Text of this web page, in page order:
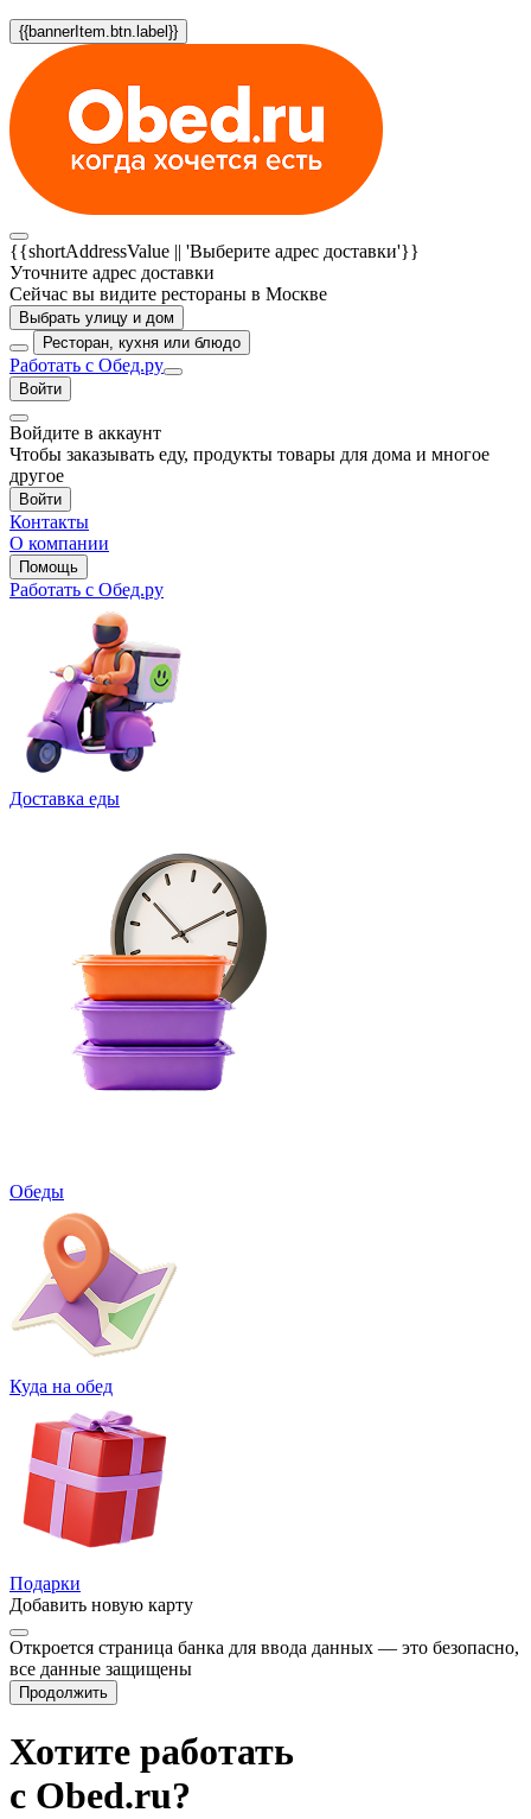
{{bannerItem.btn.label}}
{{shortAddressValue || 'Выберите адрес доставки'}}
Уточните адрес доставки
Сейчас вы видите рестораны в Москве
Выбрать улицу и дом
Ресторан, кухня или блюдо
Работать с Обед.ру
Войти
Войдите в аккаунт
Чтобы заказывать еду, продукты товары для дома и многое
другое
Войти
Контакты
О компании
Помощь
Работать с Обед.ру
Доставка еды
Обеды
Куда на обед
Подарки
Добавить новую карту
Откроется страница банка для ввода данных — это безопасно,
все данные защищены
Продолжить
Хотите работать
с Obed.ru?